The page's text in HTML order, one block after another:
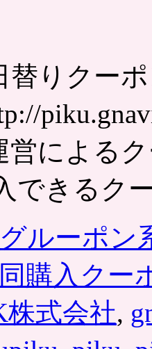
替りクー
営による
できるク
グルーポン
購入クー
株式会社,